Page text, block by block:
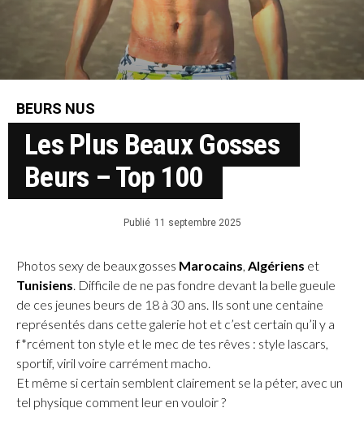
BEURS NUS
Les Plus Beaux Gosses
Beurs – Top 100
Publié 11 septembre 2025
Photos sexy de beaux gosses Marocains, Algériens et
Tunisiens. Difficile de ne pas fondre devant la belle gueule
de ces jeunes beurs de 18 à 30 ans. Ils sont une centaine
représentés dans cette galerie hot et c’est certain qu’il y a
f*rcément ton style et le mec de tes rêves : style lascars,
sportif, viril voire carrément macho.
Et même si certain semblent clairement se la péter, avec un
tel physique comment leur en vouloir ?